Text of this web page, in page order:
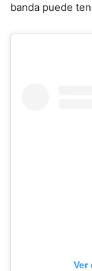
banda puede
Ver